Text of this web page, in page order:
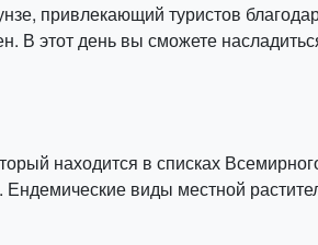
привлекающий туристов
В этот день вы сможете
находится в списках
виды местной